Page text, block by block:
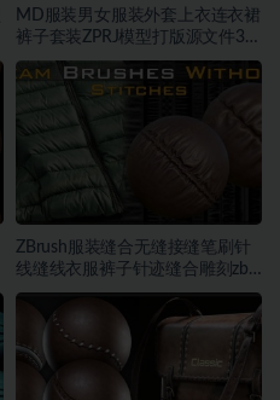
MD服装男女服装外套上衣连衣裙
裤子套装ZPRJ模型打版源文件3D
服装
ZBrush服装缝合无缝接缝笔刷针
线缝线衣服裤子针迹缝合雕刻zb
笔刷